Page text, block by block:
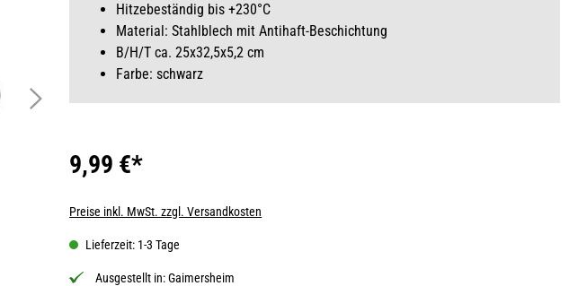
Hitzebeständig bis +230°C
Material: Stahlblech mit Antihaft-Beschichtung
B/H/T ca. 25x32,5x5,2 cm
Farbe: schwarz
9,99 €*
Preise inkl. MwSt. zzgl. Versandkosten
Lieferzeit: 1-3 Tage
Ausgestellt in:Gaimersheim